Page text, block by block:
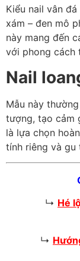
Kiểu nail vân
xám – đen mô
này mang đến
với phong cách
Nail
Mẫu này
tượng, tạo cảm
là lựa chọn
tính riêng và gu
↳ Hé
↳